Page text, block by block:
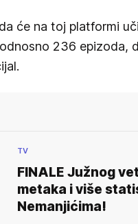
će na toj platformi
236 epizoda,
TV
FINALE Južnog
metaka i više
Nemanjićima!